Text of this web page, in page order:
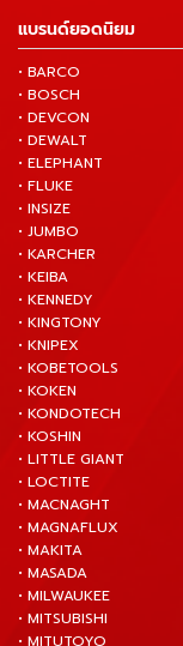
แบรนด์ยอดนิยม
• BARCO
• BOSCH
• DEVCON
• DEWALT
• ELEPHANT
• FLUKE
• INSIZE
• JUMBO
• KARCHER
• KEIBA
• KENNEDY
• KINGTONY
• KNIPEX
• KOBETOOLS
• KOKEN
• KONDOTECH
• KOSHIN
• LITTLE GIANT
• LOCTITE
• MACNAGHT
• MAGNAFLUX
• MAKITA
• MASADA
• MILWAUKEE
• MITSUBISHI